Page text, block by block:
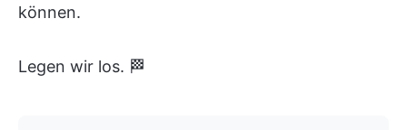
können.
Legen wir los. 🏁